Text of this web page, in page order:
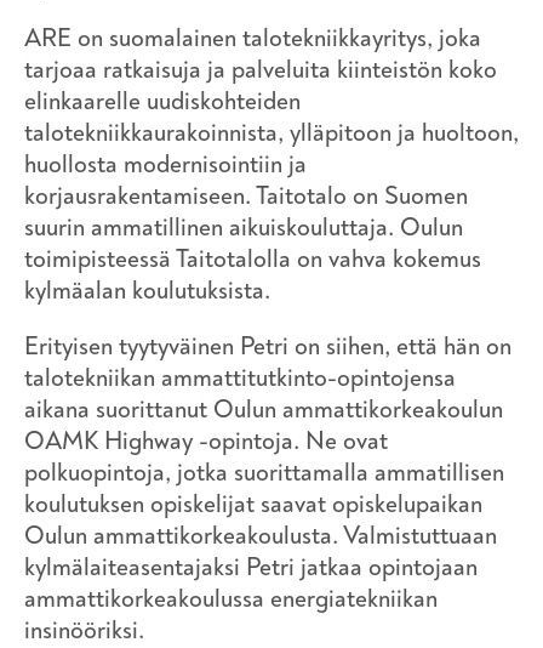
ARE on suomalainen talotekniikkayritys, joka
tarjoaa ratkaisuja ja palveluita kiinteistön koko
elinkaarelle uudiskohteiden
talotekniikkaurakoinnista, ylläpitoon ja huoltoon,
huollosta modernisointiin ja
korjausrakentamiseen. Taitotalo on Suomen
suurin ammatillinen aikuiskouluttaja. Oulun
toimipisteessä Taitotalolla on vahva kokemus
kylmäalan koulutuksista.
Erityisen tyytyväinen Petri on siihen, että hän on
talotekniikan ammattitutkinto-opintojensa
aikana suorittanut Oulun ammattikorkeakoulun
OAMK Highway -opintoja. Ne ovat
polkuopintoja, jotka suorittamalla ammatillisen
koulutuksen opiskelijat saavat opiskelupaikan
Oulun ammattikorkeakoulusta. Valmistuttuaan
kylmälaiteasentajaksi Petri jatkaa opintojaan
ammattikorkeakoulussa energiatekniikan
insinööriksi.